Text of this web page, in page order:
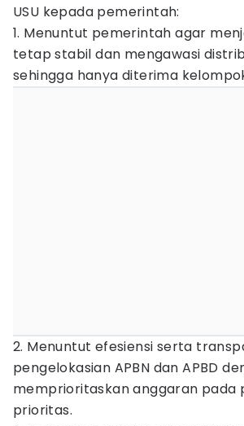
USU kepada pemerintah:
1. Menuntut pemerintah agar
tetap stabil dan mengawasi
sehingga hanya diterima
2. Menuntut efesiensi serta
pengelokasian APBN dan APBD
memprioritaskan anggaran pada
prioritas.